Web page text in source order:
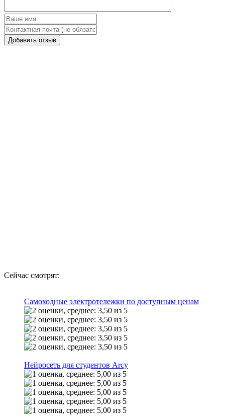
Сейчас смотрят:
Самоходные электротележки по доступным ценам
Нейросеть для студентов Arcy